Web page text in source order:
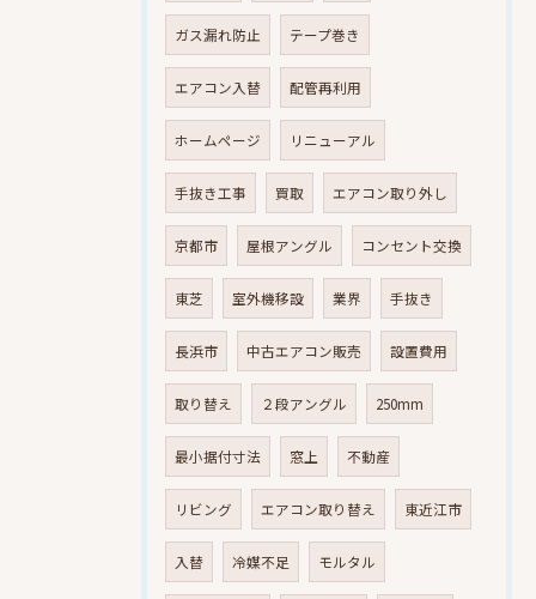
ガス漏れ防止 テープ巻き
エアコン入替 配管再利用
ホームページ リニューアル
手抜き工事 買取 エアコン取り外し
京都市 屋根アングル コンセント交換
東芝 室外機移設 業界 手抜き
長浜市 中古エアコン販売 設置費用
取り替え ２段アングル 250mm
最小据付寸法 窓上 不動産
リビング エアコン取り替え 東近江市
入替 冷媒不足 モルタル